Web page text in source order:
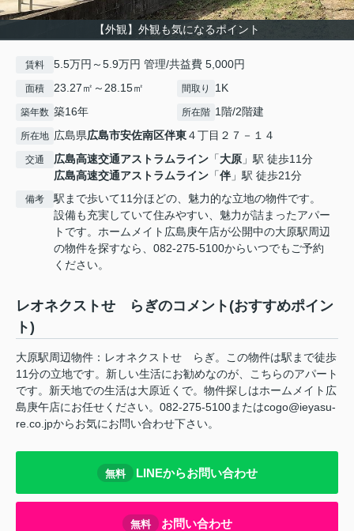
【外観】外観も気になるポイント
賃料 5.5万円～5.9万円 管理/共益費 5,000円
面積 23.27㎡～28.15㎡ 間取り 1K
築年数 築16年 所在階 1階/2階建
所在地 広島県広島市安佐南区伴東４丁目２７－１４
交通 広島高速交通アストラムライン 「大原 」駅 徒歩11分
広島高速交通アストラムライン 「伴」駅 徒歩21分
備考
駅まで歩いて11分ほどの、魅力的な立地の物件です。
設備も充実していて住みやすい、魅力が詰まったアパー
トです。ホームメイト広島庚午店が公開中の大原駅周辺
の物件を探すなら、082-275-5100からいつでもご予約
ください。
レオネクストせゝらぎのコメント(おすすめポイン
ト)
大原駅周辺物件：レオネクストせゝらぎ。この物件は駅まで徒歩
11分の立地です。新しい生活にお勧めなのが、こちらのアパート
です。新天地での生活は大原近くで。物件探しはホームメイト広
島庚午店にお任せください。082-275-5100またはcogo@ieyasu-
re.co.jpからお気にお問い合わせ下さい。
無料 LINEからお問い合わせ
無料 お問い合わせ